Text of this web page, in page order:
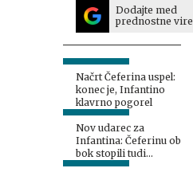
Dodajte med
prednostne vire
Načrt Čeferina uspel:
konec je, Infantino
klavrno pogorel
Nov udarec za
Infantina: Čeferinu ob
bok stopili tudi
Američani